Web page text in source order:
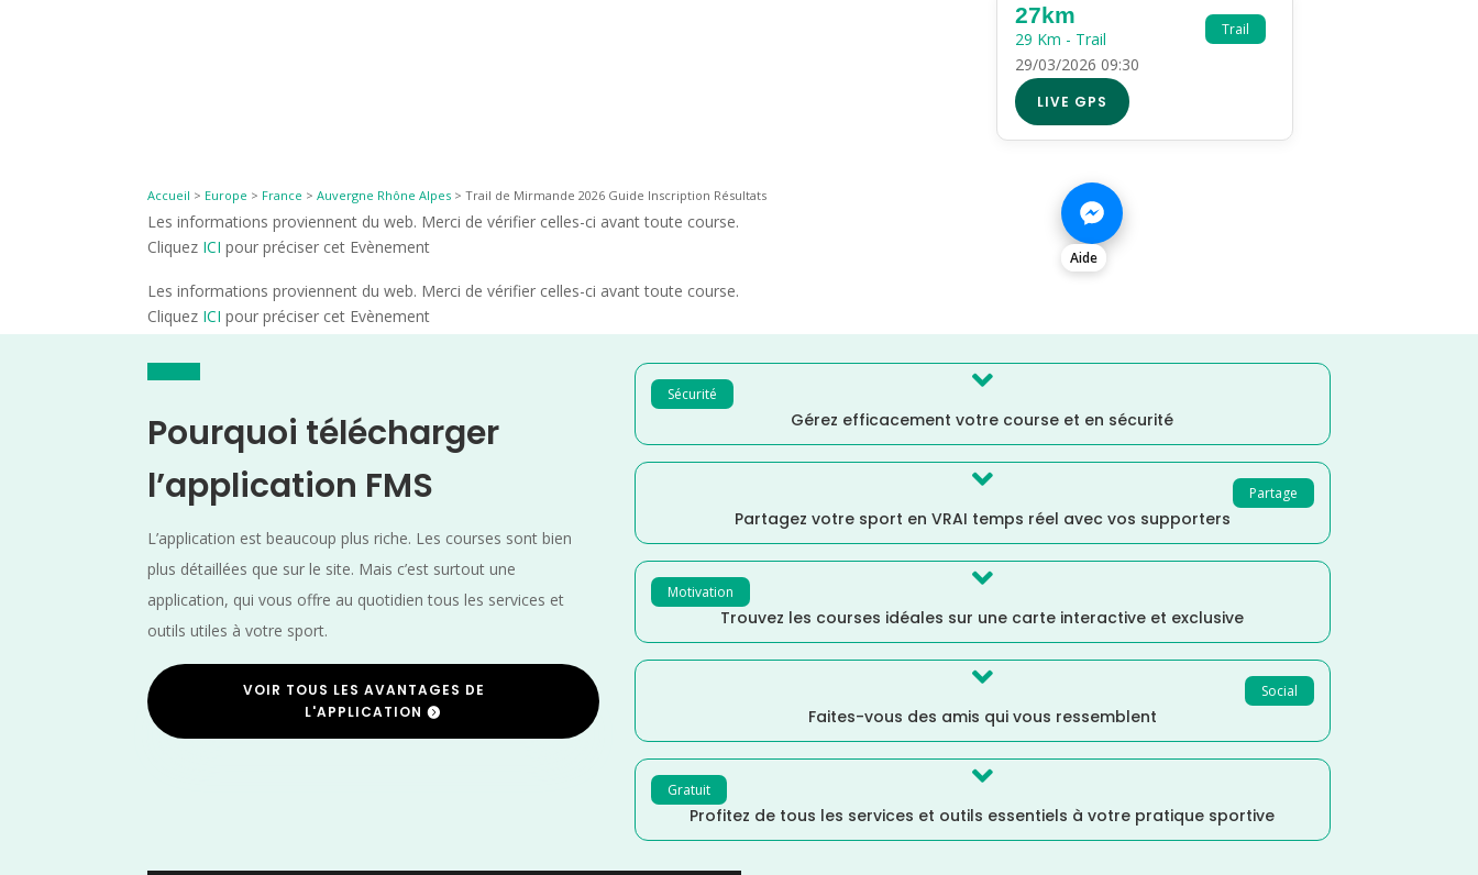
Trail
27km
29 Km - Trail
29/03/2026 09:30
LIVE GPS
Accueil > Europe > France >Auvergne Rhône Alpes >Trail de Mirmande 2026 Guide Inscription Résultats
Les informations proviennent du web. Merci de vérifier celles-ci avant toute course.
Cliquez ICI pour préciser cet Evènement
Les informations proviennent du web. Merci de vérifier celles-ci avant toute course.
Cliquez ICI pour préciser cet Evènement
Aide
Pourquoi télécharger
l’application FMS
L’application est beaucoup plus riche. Les courses sont bien
plus détaillées que sur le site. Mais c’est surtout une
application, qui vous offre au quotidien tous les services et
outils utiles à votre sport.
VOIR TOUS LES AVANTAGES DE
L'APPLICATION
Sécurité 
Gérez efficacement votre course et en sécurité
Partage

Partagez votre sport en VRAI temps réel avec vos supporters
Motivation 
Trouvez les courses idéales sur une carte interactive et exclusive
Social

Faites-vous des amis qui vous ressemblent
Gratuit 
Profitez de tous les services et outils essentiels à votre pratique sportive